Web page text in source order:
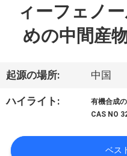
品
デ
ィーフェノ
めの中間産
起源の場所: 中国
ハイライト: 有機合成
CAS NO
ベス